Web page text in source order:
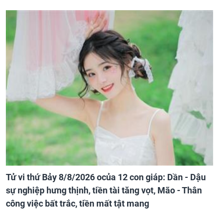
Tử vi thứ Bảy 8/8/2026 ocủa 12 con giáp: Dần - Dậu
sự nghiệp hưng thịnh, tiền tài tăng vọt, Mão - Thân
công việc bất trắc, tiền mất tật mang